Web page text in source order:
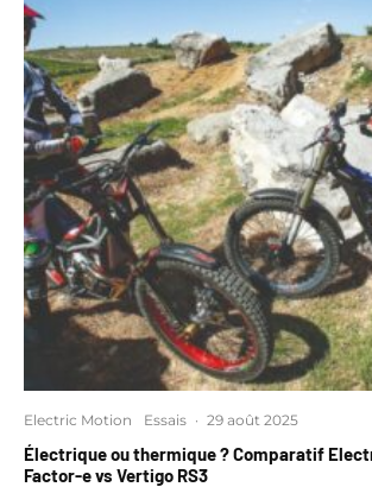
Electric Motion Essais · 29 août 2025
Électrique ou thermique ? Comparatif
Factor-e vs Vertigo RS3